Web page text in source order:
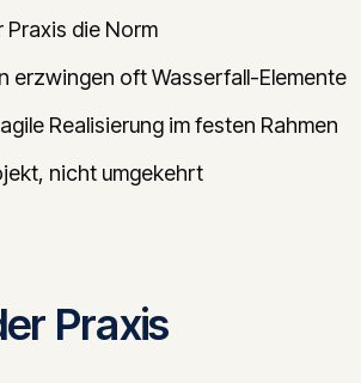
Praxis die Norm
erzwingen oft Wasserfall-Elemente
Realisierung im festen Rahmen
nicht umgekehrt
Praxis